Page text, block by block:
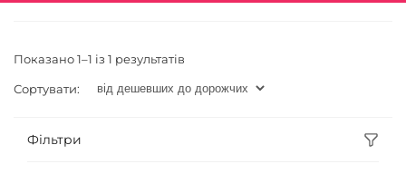
Показано 1–1 із 1 результатів
Сортувати:
Фільтри